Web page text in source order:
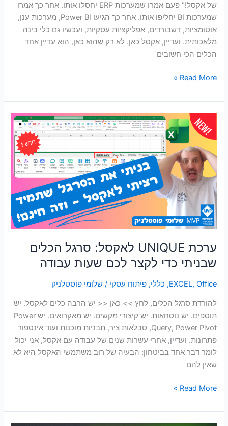
של אקסל!" פעם אמרו שמערכות ERP יחסלו אותו. אחר כך אמרו
שמערכות BI יחליפו אותו. אחר כך הגיעו Power BI, מערכות ענן,
אוטומציות, דשבורדים, אפליקציות עסקיות, ועכשיו גם כלי בינה
מלאכותית. ועדיין, אקסל כאן. לא רק שהוא כאן, הוא עדיין אחד
הכלים הכי חשובים
Read More »
ערכת UNIQUE לאקסל: סרגל הכלים
שבניתי כדי לקצר לכם שעות עבודה
EXCEL, Office
, כללי,פיתוח עסקי /שלומי פוסטלניק
להורדת סרגל הכלים, לחץ >> כאן << יש הרבה כלים לאקסל. יש
תוספים. יש נוסחאות. יש קיצורי מקשים. יש מאקרואים. יש Power
Query, Power Pivot, טבלאות ציר, תבניות מוכנות ועוד אינספור
פתרונות. ועדיין, אחרי עשרות שנים של עבודה עם אקסל, אני יכול
לומר דבר אחד בביטחון: הבעיה של רוב משתמשי האקסל היא לא
שאין להם
ערכת
UNIQUE
לאקסל:
סרגל
הכלים
שבניתי
כדי
לקצר
לכם
שעות
Read More »